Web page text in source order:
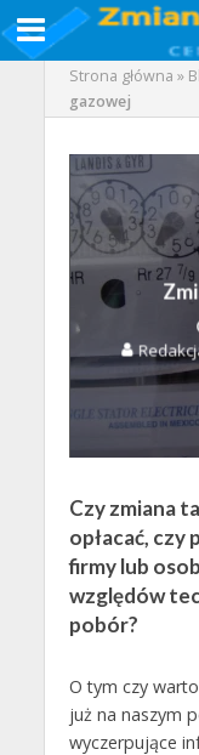
Strona główna »
gazowej
Czy zmiana
opłacać,
firmy lub
względów
pobór?
O tym czy warto
już na naszym
wyczerpujące